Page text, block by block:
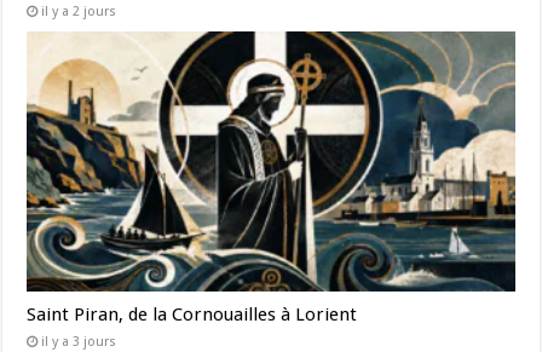
il y a 2 jours
Saint Piran, de la Cornouailles à Lorient
il y a 3 jours